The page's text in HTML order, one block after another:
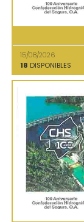
15/08/2026
18 DISPONIBLES